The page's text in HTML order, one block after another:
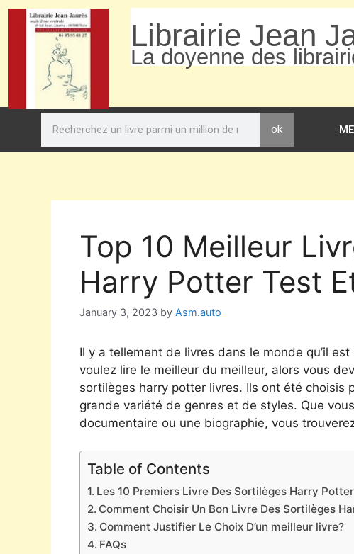
Librairie Jean
La doyenne des
ok
Top 10 Meilleur
Harry Potter Test
January 3, 2023 by Asm.auto
Il y a tellement de livres dans le monde qu’il
voulez lire le meilleur du meilleur, alors vous
sortilèges harry potter livres. Ils ont été choisis
grande variété de genres et de styles. Que
documentaire ou une biographie, vous
Table of Contents
Les 10 Premiers Livre Des Sortilèges Harry
Comment Choisir Un Bon Livre Des Sortilèges
Comment Justifier Le Choix D’un meilleur livre?
FAQs